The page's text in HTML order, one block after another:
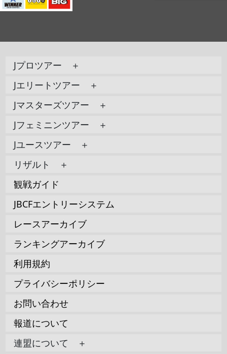
Jプロツアー ＋
Jエリートツアー ＋
Jマスターズツアー ＋
Jフェミニンツアー ＋
Jユースツアー ＋
リザルト ＋
観戦ガイド
JBCFエントリーシステム
レースアーカイブ
ランキングアーカイブ
利用規約
プライバシーポリシー
お問い合わせ
報道について
連盟について ＋